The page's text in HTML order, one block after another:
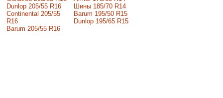
Dunlop 205/55 R16
Continental 205/55
R16
Barum 205/55 R16
Шины 185/70 R14
Barum 195/50 R15
Dunlop 195/65 R15